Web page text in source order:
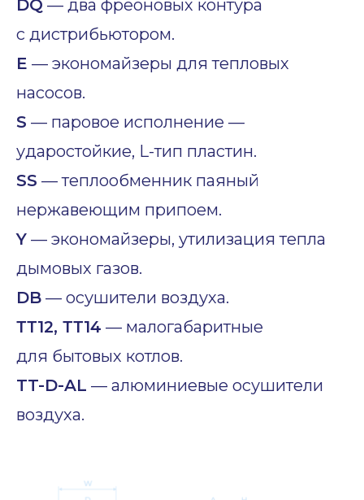
DQ — два фреоновых контура
с дистрибьютором.
E — экономайзеры для тепловых
насосов.
S — паровое исполнение —
ударостойкие, L-тип пластин.
SS — теплообменник паяный
нержавеющим припоем.
Y — экономайзеры, утилизация тепла
дымовых газов.
DB — осушители воздуха.
ТТ12, ТТ14 — малогабаритные
для бытовых котлов.
TT-D-AL — алюминиевые осушители
воздуха.